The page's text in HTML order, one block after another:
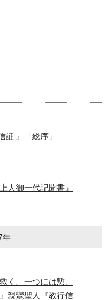
証 』「総序」
人御一代記聞書』
年
く。一つには慙、
親鸞聖人『教行信